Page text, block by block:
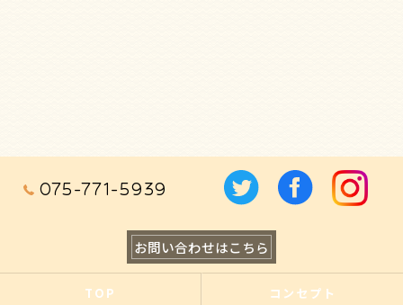
075-771-5939
お問い合わせはこちら
TOP コンセプト